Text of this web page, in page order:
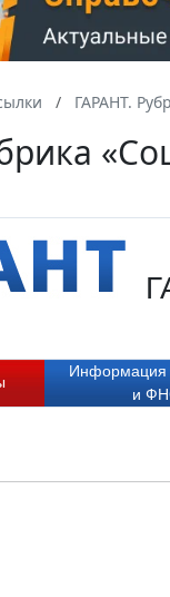
ГАРАНТ.
и